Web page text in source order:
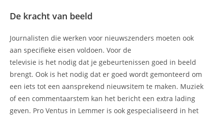
De kracht van beeld
Journalisten die werken voor nieuwszenders moeten ook
aan specifieke eisen voldoen. Voor de
televisie is het nodig dat je gebeurtenissen goed in beeld
brengt. Ook is het nodig dat er goed wordt gemonteerd om
een iets tot een aansprekend nieuwsitem te maken. Muziek
of een commentaarstem kan het bericht een extra lading
geven. Pro Ventus in Lemmer is ook gespecialiseerd in het